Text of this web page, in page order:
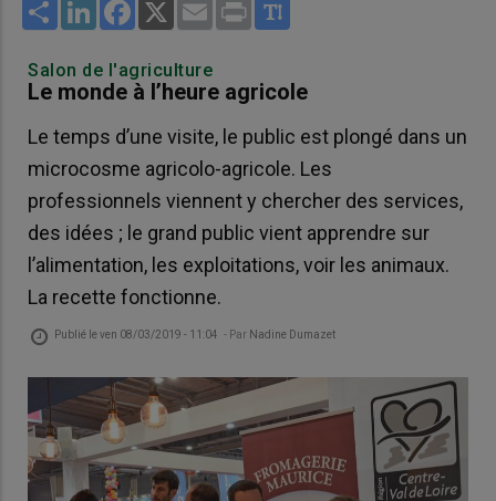
Share LinkedInFacebook
X Email Print
Salon de l'agriculture
Le monde à l’heure agricole
Le temps d’une visite, le public est plongé dans un
microcosme agricolo-agricole. Les
professionnels viennent y chercher des services,
des idées ; le grand public vient apprendre sur
l’alimentation, les exploitations, voir les animaux.
La recette fonctionne.
Publié leven 08/03/2019 - 11:04 - Par Nadine Dumazet